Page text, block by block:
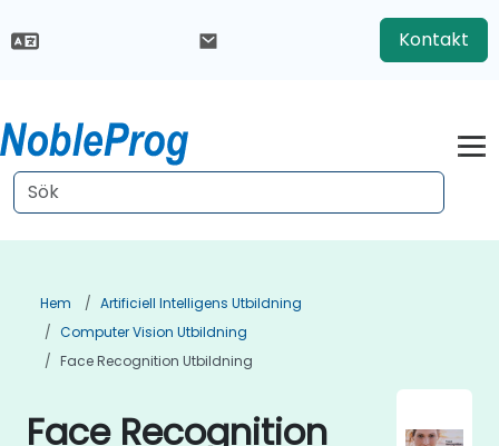
Kontakt
Hem
Artificiell Intelligens Utbildning
Computer Vision Utbildning
Face Recognition Utbildning
Face Recognition